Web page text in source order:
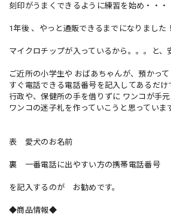
刻印がうまくできるように練習を始め・・・
1年後 、やっと通販できるまでになりました！
マイクロチップが入っているから。。。と、
ご近所の小学生や おばあちゃんが、預かって
すぐ電話できる電話番号を記入してあるだけ
行政や、保健所の手を借りずに ワンコが手
ワンコの迷子札を作っていこうと思っていま
表 愛犬のお名前
裏 一番電話に出やすい方の携帯電話番号
を記入するのが お勧めです。
◆商品情報◆